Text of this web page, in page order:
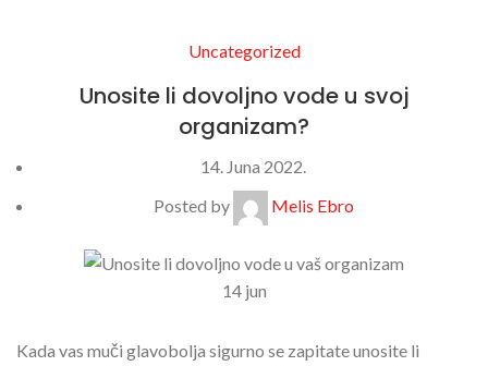
Uncategorized
Unosite li dovoljno vode u svoj
organizam?
14. Juna 2022.
Posted by
Melis Ebro
14 jun
Kada vas muči glavobolja sigurno se zapitate unosite li